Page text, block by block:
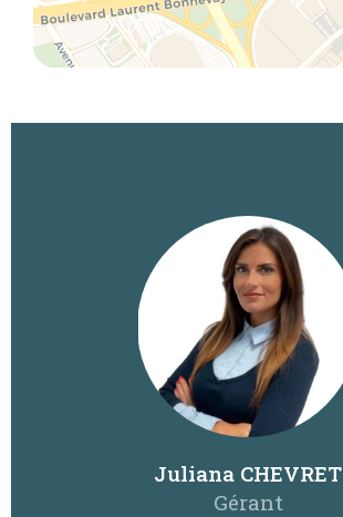
Juliana CHEVRET
Gérant